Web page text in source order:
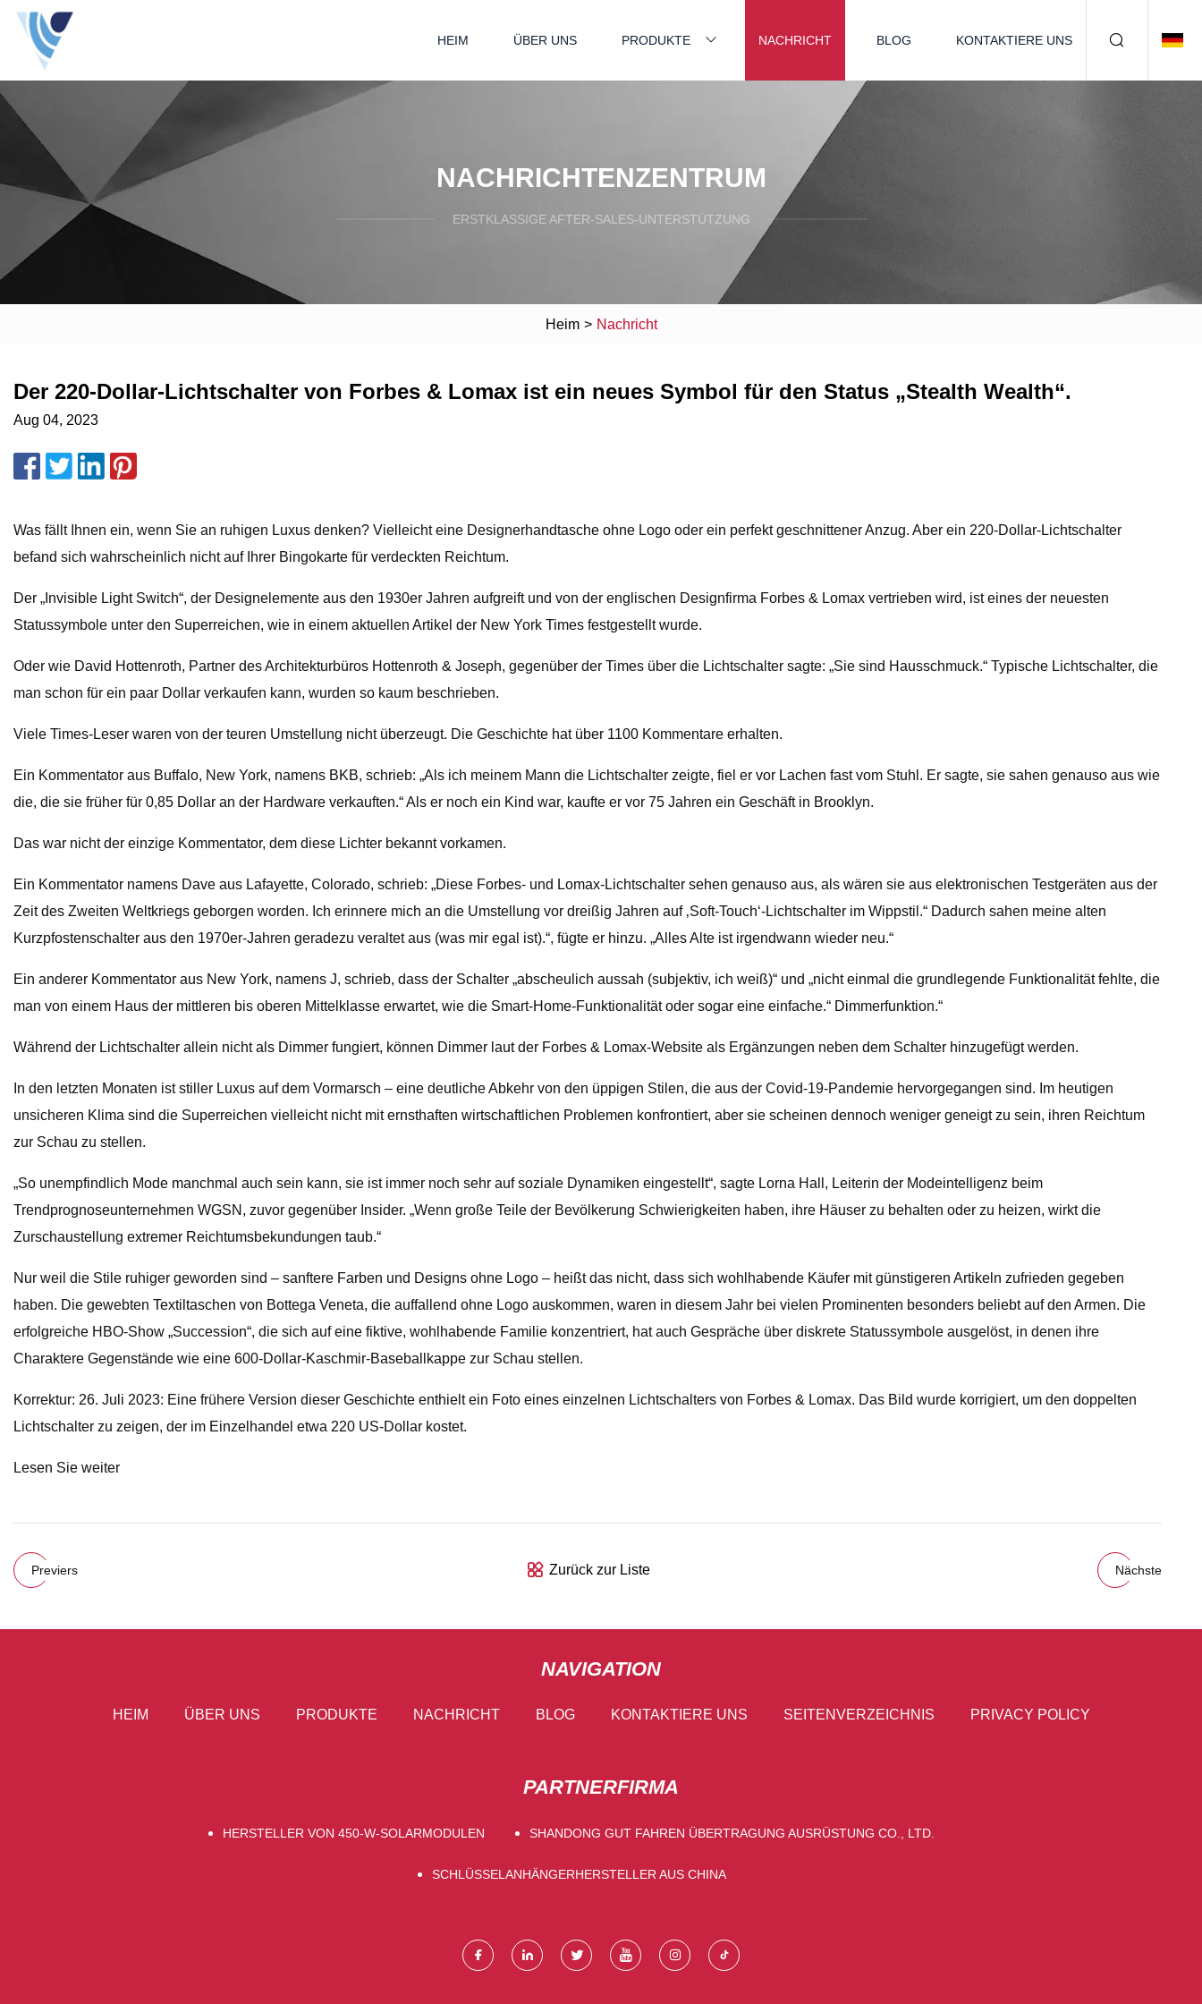
HEIM ÜBER UNS PRODUKTE NACHRICHT BLOG KONTAKTIERE UNS
NACHRICHTENZENTRUM
ERSTKLASSIGE AFTER-SALES-UNTERSTÜTZUNG
Heim > Nachricht
Der 220-Dollar-Lichtschalter von Forbes & Lomax ist ein neues Symbol für den Status „Stealth Wealth“.
Aug 04, 2023
Was fällt Ihnen ein, wenn Sie an ruhigen Luxus denken? Vielleicht eine Designerhandtasche ohne Logo oder ein perfekt geschnittener Anzug. Aber ein 220-Dollar-Lichtschalter
befand sich wahrscheinlich nicht auf Ihrer Bingokarte für verdeckten Reichtum.
Der „Invisible Light Switch“, der Designelemente aus den 1930er Jahren aufgreift und von der englischen Designfirma Forbes & Lomax vertrieben wird, ist eines der neuesten
Statussymbole unter den Superreichen, wie in einem aktuellen Artikel der New York Times festgestellt wurde.
Oder wie David Hottenroth, Partner des Architekturbüros Hottenroth & Joseph, gegenüber der Times über die Lichtschalter sagte: „Sie sind Hausschmuck.“ Typische Lichtschalter, die
man schon für ein paar Dollar verkaufen kann, wurden so kaum beschrieben.
Viele Times-Leser waren von der teuren Umstellung nicht überzeugt. Die Geschichte hat über 1100 Kommentare erhalten.
Ein Kommentator aus Buffalo, New York, namens BKB, schrieb: „Als ich meinem Mann die Lichtschalter zeigte, fiel er vor Lachen fast vom Stuhl. Er sagte, sie sahen genauso aus wie
die, die sie früher für 0,85 Dollar an der Hardware verkauften.“ Als er noch ein Kind war, kaufte er vor 75 Jahren ein Geschäft in Brooklyn.
Das war nicht der einzige Kommentator, dem diese Lichter bekannt vorkamen.
Ein Kommentator namens Dave aus Lafayette, Colorado, schrieb: „Diese Forbes- und Lomax-Lichtschalter sehen genauso aus, als wären sie aus elektronischen Testgeräten aus der
Zeit des Zweiten Weltkriegs geborgen worden. Ich erinnere mich an die Umstellung vor dreißig Jahren auf ‚Soft-Touch‘-Lichtschalter im Wippstil.“ Dadurch sahen meine alten
Kurzpfostenschalter aus den 1970er-Jahren geradezu veraltet aus (was mir egal ist).“, fügte er hinzu. „Alles Alte ist irgendwann wieder neu.“
Ein anderer Kommentator aus New York, namens J, schrieb, dass der Schalter „abscheulich aussah (subjektiv, ich weiß)“ und „nicht einmal die grundlegende Funktionalität fehlte, die
man von einem Haus der mittleren bis oberen Mittelklasse erwartet, wie die Smart-Home-Funktionalität oder sogar eine einfache.“ Dimmerfunktion.“
Während der Lichtschalter allein nicht als Dimmer fungiert, können Dimmer laut der Forbes & Lomax-Website als Ergänzungen neben dem Schalter hinzugefügt werden.
In den letzten Monaten ist stiller Luxus auf dem Vormarsch – eine deutliche Abkehr von den üppigen Stilen, die aus der Covid-19-Pandemie hervorgegangen sind. Im heutigen
unsicheren Klima sind die Superreichen vielleicht nicht mit ernsthaften wirtschaftlichen Problemen konfrontiert, aber sie scheinen dennoch weniger geneigt zu sein, ihren Reichtum
zur Schau zu stellen.
„So unempfindlich Mode manchmal auch sein kann, sie ist immer noch sehr auf soziale Dynamiken eingestellt“, sagte Lorna Hall, Leiterin der Modeintelligenz beim
Trendprognoseunternehmen WGSN, zuvor gegenüber Insider. „Wenn große Teile der Bevölkerung Schwierigkeiten haben, ihre Häuser zu behalten oder zu heizen, wirkt die
Zurschaustellung extremer Reichtumsbekundungen taub.“
Nur weil die Stile ruhiger geworden sind – sanftere Farben und Designs ohne Logo – heißt das nicht, dass sich wohlhabende Käufer mit günstigeren Artikeln zufrieden gegeben
haben. Die gewebten Textiltaschen von Bottega Veneta, die auffallend ohne Logo auskommen, waren in diesem Jahr bei vielen Prominenten besonders beliebt auf den Armen. Die
erfolgreiche HBO-Show „Succession“, die sich auf eine fiktive, wohlhabende Familie konzentriert, hat auch Gespräche über diskrete Statussymbole ausgelöst, in denen ihre
Charaktere Gegenstände wie eine 600-Dollar-Kaschmir-Baseballkappe zur Schau stellen.
Korrektur: 26. Juli 2023: Eine frühere Version dieser Geschichte enthielt ein Foto eines einzelnen Lichtschalters von Forbes & Lomax. Das Bild wurde korrigiert, um den doppelten
Lichtschalter zu zeigen, der im Einzelhandel etwa 220 US-Dollar kostet.
Lesen Sie weiter
Previers Zurück zur Liste Nächste
NAVIGATION
HEIM ÜBER UNS PRODUKTE NACHRICHT BLOG KONTAKTIERE UNS SEITENVERZEICHNIS PRIVACY POLICY
PARTNERFIRMA
HERSTELLER VON 450-W-SOLARMODULEN SHANDONG GUT FAHREN ÜBERTRAGUNG AUSRÜSTUNG CO., LTD.
SCHLÜSSELANHÄNGERHERSTELLER AUS CHINA